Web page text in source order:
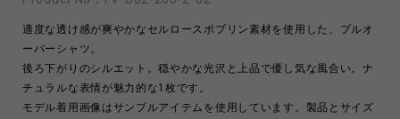
適度な透け感が爽やかなセルロースポプリン素材を使用した、プルオ
ーバーシャツ。
後ろ下がりのシルエット。穏やかな光沢と上品で優し気な風合い。ナ
チュラルな表情が魅力的な1枚です。
モデル着用画像はサンプルアイテムを使用しています。製品とサイズ